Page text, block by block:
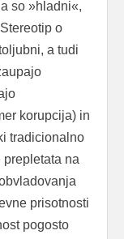
so »hladni«,
o
a tudi
korupcija) in
tradicionalno
na
prisotnosti
pogosto